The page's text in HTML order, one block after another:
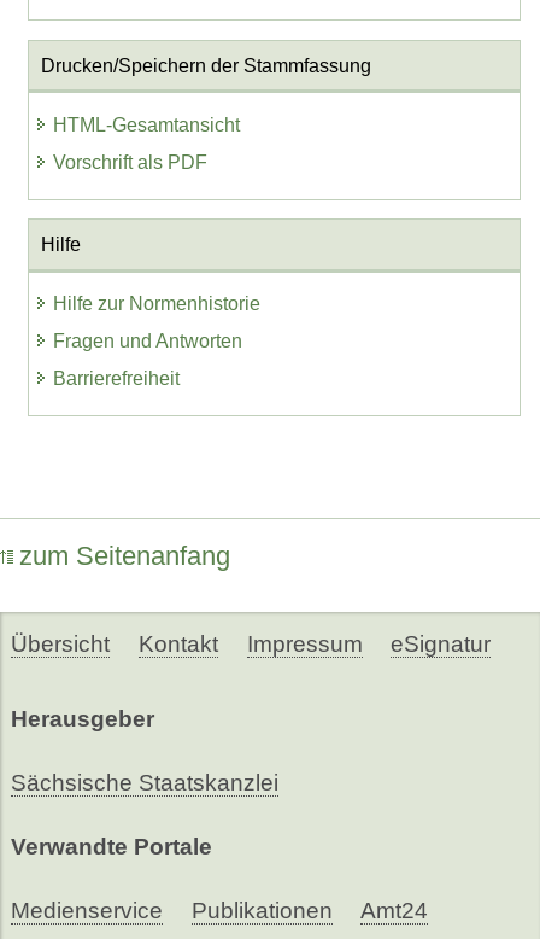
Drucken/Speichern der Stammfassung
HTML-Gesamtansicht
Vorschrift als PDF
Hilfe
Hilfe zur Normenhistorie
Fragen und Antworten
Barrierefreiheit
zum Seitenanfang
Übersicht Kontakt Impressum eSignatur
Herausgeber
Sächsische Staatskanzlei
Verwandte Portale
Medienservice Publikationen Amt24